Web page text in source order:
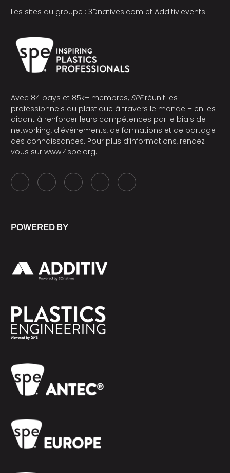
Les sites du groupe : 3Dnatives.com et Additiv.events
Avec 84 pays et 85k+ membres, SPEréunit les
professionnels du plastique à travers le monde – en les
aidant à renforcer leurs compétences par le biais de
networking, d’événements, de formations et de partage
des connaissances. Pour plus d’informations, rendez-
vous sur www.4spe.org.
POWERED BY